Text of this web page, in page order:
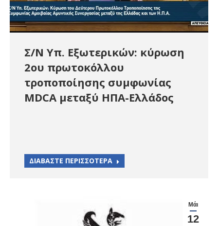
Σ/Ν Υπ. Εξωτερικών: κύρωση
2ου πρωτοκόλλου
τροποποίησης συμφωνίας
MDCA μεταξύ ΗΠΑ-Ελλάδος
ΔΙΑΒΑΣΤΕ ΠΕΡΙΣΣΟΤΕΡΑ
Μάι
12